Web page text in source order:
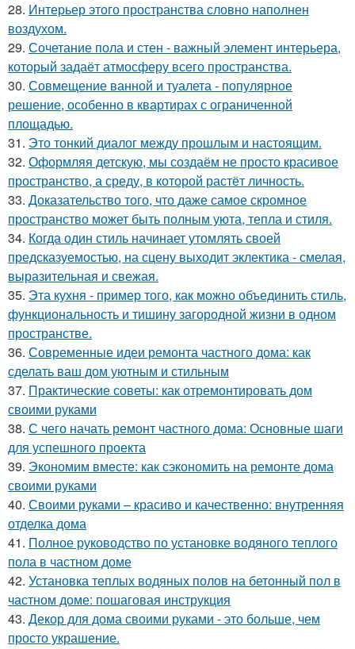
28. Интерьер этого пространства словно наполнен
воздухом.
29. Сочетание пола и стен - важный элемент интерьера,
который задаёт атмосферу всего пространства.
30. Совмещение ванной и туалета - популярное
решение, особенно в квартирах с ограниченной
площадью.
31. Это тонкий диалог между прошлым и настоящим.
32. Оформляя детскую, мы создаём не просто красивое
пространство, а среду, в которой растёт личность.
33. Доказательство того, что даже самое скромное
пространство может быть полным уюта, тепла и стиля.
34. Когда один стиль начинает утомлять своей
предсказуемостью, на сцену выходит эклектика - смелая,
выразительная и свежая.
35. Эта кухня - пример того, как можно объединить стиль,
функциональность и тишину загородной жизни в одном
пространстве.
36. Современные идеи ремонта частного дома: как
сделать ваш дом уютным и стильным
37. Практические советы: как отремонтировать дом
своими руками
38. С чего начать ремонт частного дома: Основные шаги
для успешного проекта
39. Экономим вместе: как сэкономить на ремонте дома
своими руками
40. Своими руками – красиво и качественно: внутренняя
отделка дома
41. Полное руководство по установке водяного теплого
пола в частном доме
42. Установка теплых водяных полов на бетонный пол в
частном доме: пошаговая инструкция
43. Декор для дома своими руками - это больше, чем
просто украшение.